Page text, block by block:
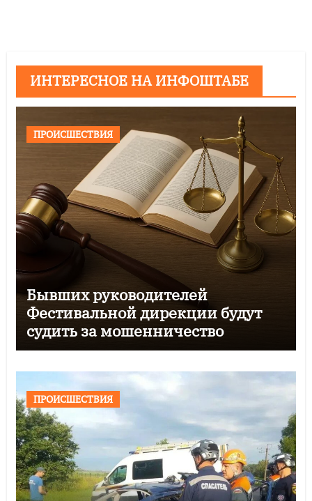
ИНТЕРЕСНОЕ НА ИНФОШТАБЕ
ПРОИСШЕСТВИЯ
Бывших руководителей
Фестивальной дирекции будут
судить за мошенничество
ПРОИСШЕСТВИЯ